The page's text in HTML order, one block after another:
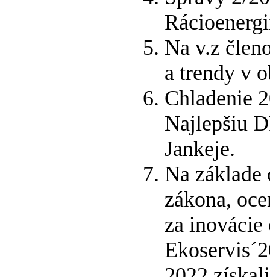
Na v.z
a trendy v
Chladenie
Najlepšiu
Jankeje.
Na
zákona,
za